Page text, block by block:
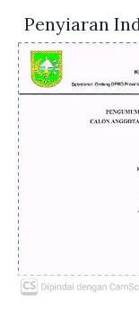
Penyiaran